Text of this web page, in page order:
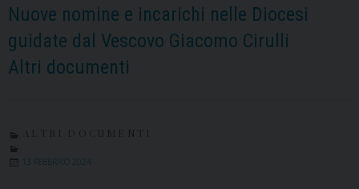
Nuove nomine e incarichi nelle Diocesi
guidate dal Vescovo Giacomo Cirulli
Altri documenti
13 FEBBRAIO 2024